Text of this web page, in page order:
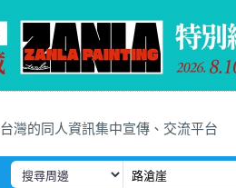
台灣的同人資訊集中宣傳、交流平台